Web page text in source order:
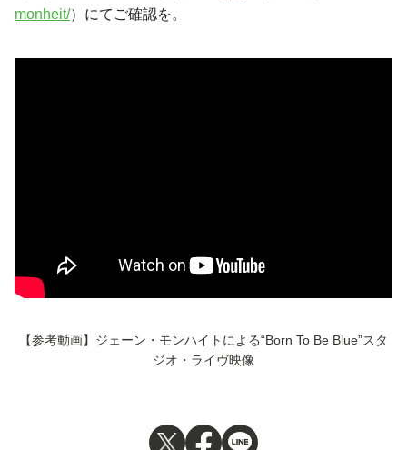
monheit/）にてご確認を。
【参考動画】ジェーン・モンハイトによる“Born To Be Blue”スタ
ジオ・ライヴ映像